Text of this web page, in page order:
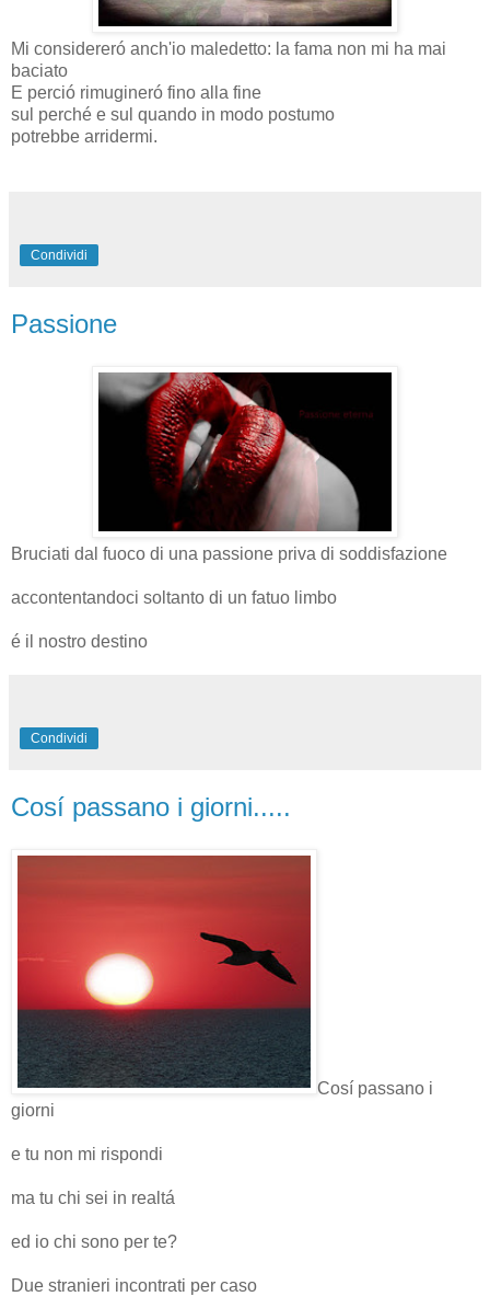
Mi considereró anch'io maledetto: la fama non mi ha mai
baciato
E perció rimugineró fino alla fine
sul perché e sul quando in modo postumo
potrebbe arridermi.
Condividi
Passione
Bruciati dal fuoco di una passione priva di soddisfazione
accontentandoci soltanto di un fatuo limbo
é il nostro destino
Condividi
Cosí passano i giorni.....
Cosí passano i
giorni
e tu non mi rispondi
ma tu chi sei in realtá
ed io chi sono per te?
Due stranieri incontrati per caso